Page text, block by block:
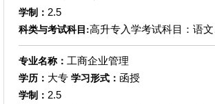
学制： 2.5
科类与考试科目:高升专入学考试科目：语
专业名称： 工商企业管理
学历： 大专 学习形式： 函授
学制： 2.5